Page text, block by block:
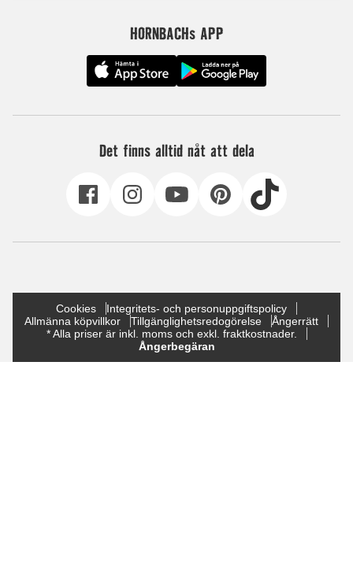
HORNBACHs APP
Det finns alltid nåt att dela
Cookies
Integritets- och personuppgiftspolicy
Allmänna köpvillkor
Tillgänglighetsredogörelse
Ångerrätt
* Alla priser är inkl. moms och exkl. fraktkostnader.
Ångerbegäran